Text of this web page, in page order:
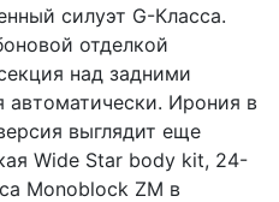
силуэт G-Класса.
отделкой
над задними
автоматически. Ирония в
выглядит еще
Wide Star body kit, 24-
Monoblock ZM в